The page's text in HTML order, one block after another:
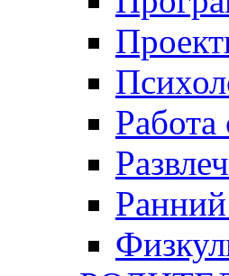
Ранний